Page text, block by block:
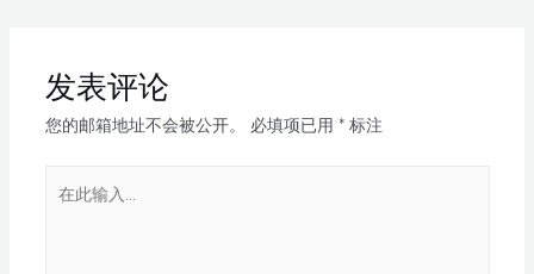
发表评论
您的邮箱地址不会被公开。 必填项已用 *标注